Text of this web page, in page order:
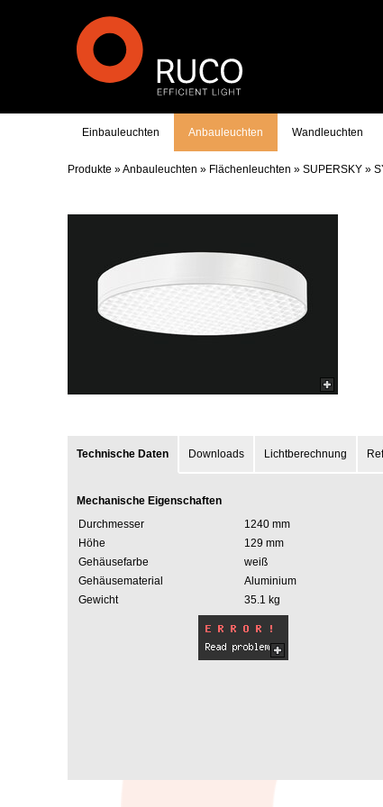
Einbauleuchten Anbauleuchten Wandleuchten
Produkte »Anbauleuchten » Flächenleuchten » SUPERSKY »
Technische Daten Downloads Lichtberechnung
Mechanische Eigenschaften
Durchmesser
1240 mm
Höhe
129 mm
Gehäusefarbe
weiß
Gehäusematerial
Aluminium
Gewicht
35.1 kg